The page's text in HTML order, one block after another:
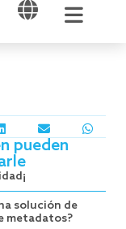
ABRIR ABRIR
pueden
solución de
metadatos?